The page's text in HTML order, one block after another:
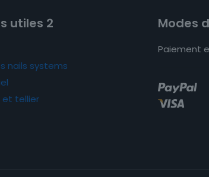
utiles 2
nails systems
et tellier
Modes
Paiement